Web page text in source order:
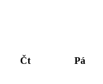
Čt Pá